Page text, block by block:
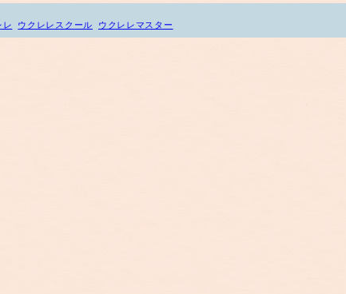
レ ウクレレスクール ウクレレマスター